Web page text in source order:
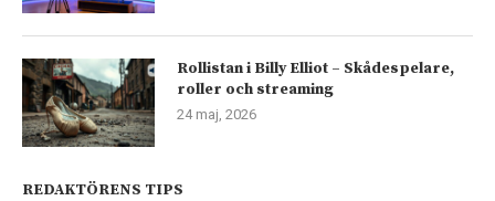
Rollistan i Billy Elliot – Skådespelare,
roller och streaming
24 maj, 2026
REDAKTÖRENS TIPS